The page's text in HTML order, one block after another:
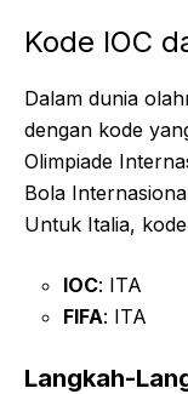
Kode IOC
Dalam dunia
dengan kode
Olimpiade
Bola
Untuk Italia,
IOC: ITA
FIFA: ITA
Langkah-